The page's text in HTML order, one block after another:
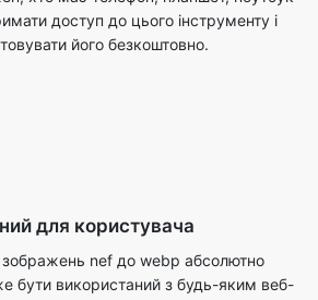
nef до webp абсолютно
бути використаний з будь-яким веб-
безпеку та конфіденційність
повністю захищені з нами, і вони
після перетворення. Щоб
вашим потребам, файли